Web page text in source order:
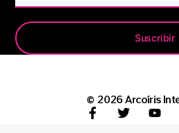
Suscribir
© 2026 Arcoíris